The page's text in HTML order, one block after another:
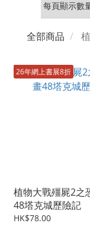
全部商品
26年網上書展8折
植物大戰殭屍2之
48塔克城歷險記
HK$78.00